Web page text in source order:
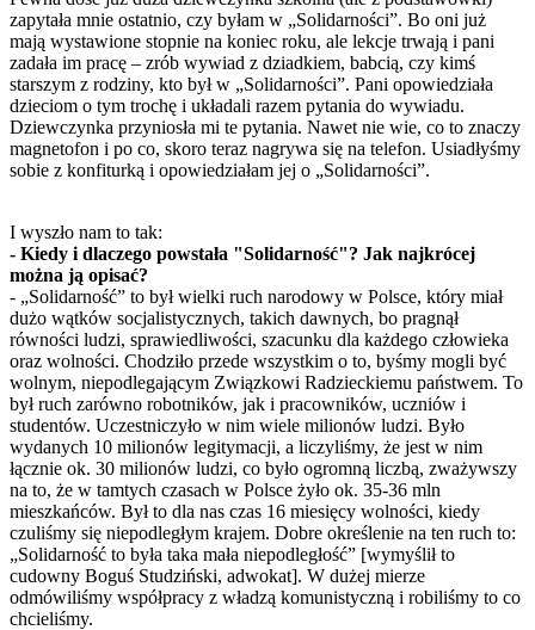
zapytała mnie ostatnio, czy byłam w „Solidarności”. Bo oni już
mają wystawione stopnie na koniec roku, ale lekcje trwają i pani
zadała im pracę – zrób wywiad z dziadkiem, babcią, czy kimś
starszym z rodziny, kto był w „Solidarności”. Pani opowiedziała
dzieciom o tym trochę i układali razem pytania do wywiadu.
Dziewczynka przyniosła mi te pytania. Nawet nie wie, co to znaczy
magnetofon i po co, skoro teraz nagrywa się na telefon. Usiadłyśmy
sobie z konfiturką i opowiedziałam jej o „Solidarności”.
I wyszło nam to tak:
- Kiedy i dlaczego powstała "Solidarność"? Jak najkrócej
można ją opisać?
- „Solidarność” to był wielki ruch narodowy w Polsce, który miał
dużo wątków socjalistycznych, takich dawnych, bo pragnął
równości ludzi, sprawiedliwości, szacunku dla każdego człowieka
oraz wolności. Chodziło przede wszystkim o to, byśmy mogli być
wolnym, niepodlegającym Związkowi Radzieckiemu państwem. To
był ruch zarówno robotników, jak i pracowników, uczniów i
studentów. Uczestniczyło w nim wiele milionów ludzi. Było
wydanych 10 milionów legitymacji, a liczyliśmy, że jest w nim
łącznie ok. 30 milionów ludzi, co było ogromną liczbą, zważywszy
na to, że w tamtych czasach w Polsce żyło ok. 35-36 mln
mieszkańców. Był to dla nas czas 16 miesięcy wolności, kiedy
czuliśmy się niepodległym krajem. Dobre określenie na ten ruch to:
„Solidarność to była taka mała niepodległość” [wymyślił to
cudowny Boguś Studziński, adwokat]. W dużej mierze
odmówiliśmy współpracy z władzą komunistyczną i robiliśmy to co
chcieliśmy.